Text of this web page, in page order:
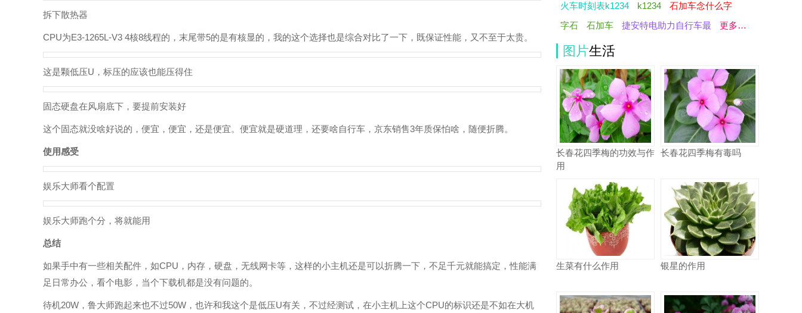
拆下散热器
CPU为E3-1265L-V3 4核8线程的，末尾带5的是有核显的，我的这个选择也是综合对比了一下，既保证性能，又不至于太贵。
这是颗低压U，标压的应该也能压得住
固态硬盘在风扇底下，要提前安装好
这个固态就没啥好说的，便宜，便宜，还是便宜。便宜就是硬道理，还要啥自行车，京东销售3年质保怕啥，随便折腾。
使用感受
娱乐大师看个配置
娱乐大师跑个分，将就能用
总结
如果手中有一些相关配件，如CPU，内存，硬盘，无线网卡等，这样的小主机还是可以折腾一下，不足千元就能搞定，性能满
足日常办公，看个电影，当个下载机都是没有问题的。
待机20W，鲁大师跑起来也不过50W，也许和我这个是低压U有关，不过经测试，在小主机上这个CPU的标识还是不如在大机
火车时刻表k1234
k1234
石加车念什么字
字石
石加车 捷安特电助力自行车最 更多…
图片生活
长春花四季梅的功效与作
用
长春花四季梅有毒吗
生菜有什么作用 银星的作用